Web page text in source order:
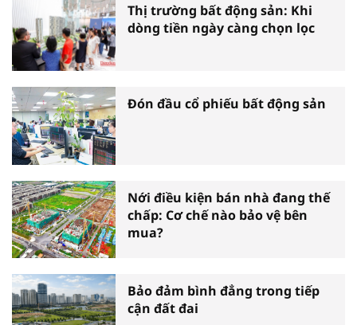
Thị trường bất động sản: Khi
dòng tiền ngày càng chọn lọc
Đón đầu cổ phiếu bất động sản
Nới điều kiện bán nhà đang thế
chấp: Cơ chế nào bảo vệ bên
mua?
Bảo đảm bình đẳng trong tiếp
cận đất đai